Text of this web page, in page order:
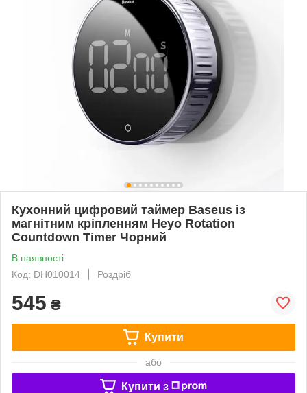
Кухонний цифровий таймер Baseus із
магнітним кріпленням Heyo Rotation
Countdown Timer Чорний
В наявності
Код: DH010014
Роздріб
545 ₴
Купити
або
Купити з